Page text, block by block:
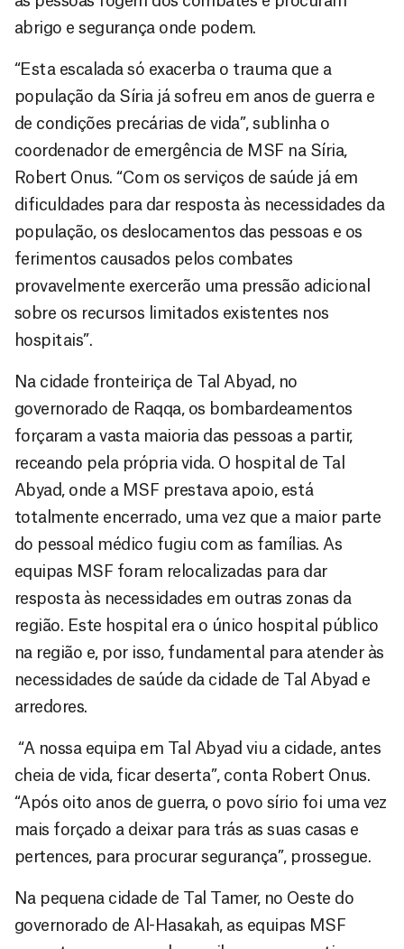
abrigo e segurança onde podem.
“Esta escalada só exacerba o trauma que a
população da Síria já sofreu em anos de guerra e
de condições precárias de vida”, sublinha o
coordenador de emergência de MSF na Síria,
Robert Onus. “Com os serviços de saúde já em
dificuldades para dar resposta às necessidades da
população, os deslocamentos das pessoas e os
ferimentos causados pelos combates
provavelmente exercerão uma pressão adicional
sobre os recursos limitados existentes nos
hospitais”.
Na cidade fronteiriça de Tal Abyad, no
governorado de Raqqa, os bombardeamentos
forçaram a vasta maioria das pessoas a partir,
receando pela própria vida. O hospital de Tal
Abyad, onde a MSF prestava apoio, está
totalmente encerrado, uma vez que a maior parte
do pessoal médico fugiu com as famílias. As
equipas MSF foram relocalizadas para dar
resposta às necessidades em outras zonas da
região. Este hospital era o único hospital público
na região e, por isso, fundamental para atender às
necessidades de saúde da cidade de Tal Abyad e
arredores.
“A nossa equipa em Tal Abyad viu a cidade, antes
cheia de vida, ficar deserta”, conta Robert Onus.
“Após oito anos de guerra, o povo sírio foi uma vez
mais forçado a deixar para trás as suas casas e
pertences, para procurar segurança”, prossegue.
Na pequena cidade de Tal Tamer, no Oeste do
governorado de Al-Hasakah, as equipas MSF